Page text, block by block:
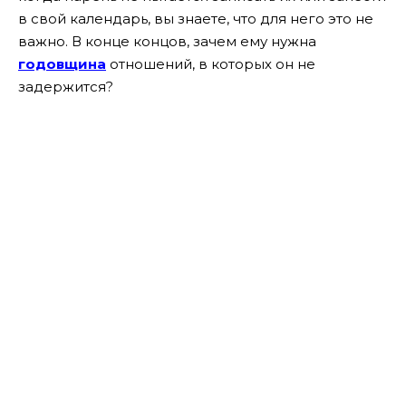
в свой календарь, вы знаете, что для него это не
важно. В конце концов, зачем ему нужна
годовщина отношений, в которых он не
задержится?